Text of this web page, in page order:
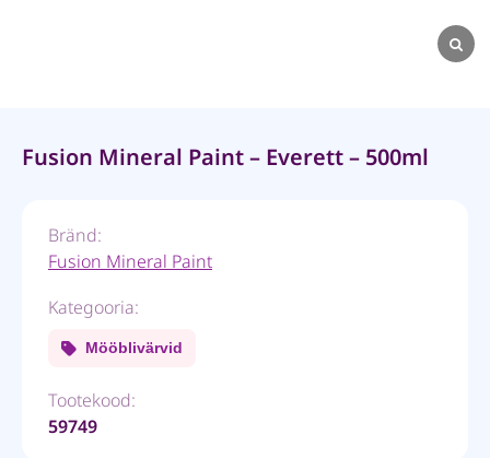
Fusion Mineral Paint – Everett – 500ml
Bränd:
Fusion Mineral Paint
Kategooria:
Mööblivärvid
Tootekood:
59749